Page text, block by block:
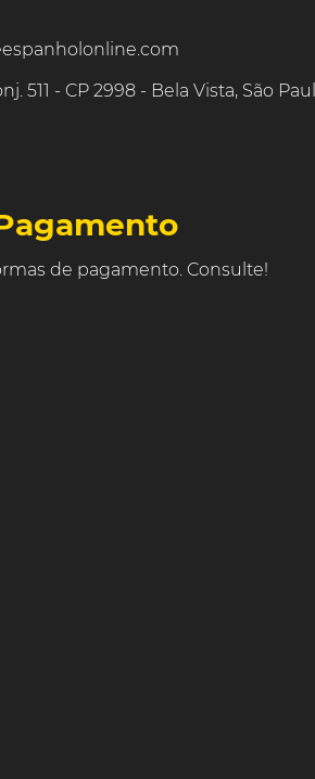
511 - CP 2998 - Bela Vista, São
de pagamento. Consulte!